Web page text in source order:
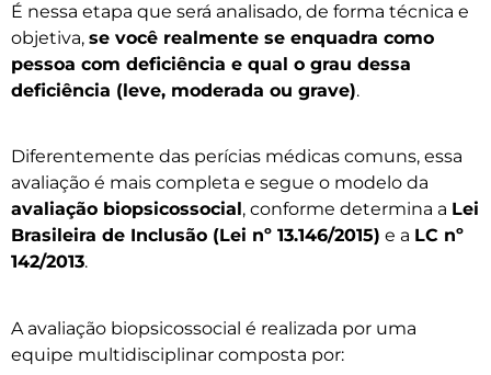
É nessa etapa que será analisado, de forma técnica e
objetiva, se você realmente se enquadra como
pessoa com deficiência e qual o grau dessa
deficiência (leve, moderada ou grave).
Diferentemente das perícias médicas comuns, essa
avaliação é mais completa e segue o modelo da
avaliação biopsicossocial, conforme determina a Lei
Brasileira de Inclusão (Lei nº 13.146/2015) e a LC nº
142/2013.
A avaliação biopsicossocial é realizada por uma
equipe multidisciplinar composta por: